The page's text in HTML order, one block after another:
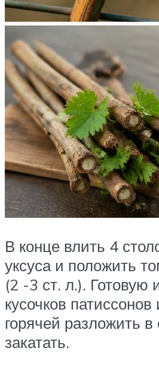
В конце влить 4
уксуса и положить
(2 -3 ст. л.). Готовую
кусочков патиссонов
горячей разложить в
закатать.